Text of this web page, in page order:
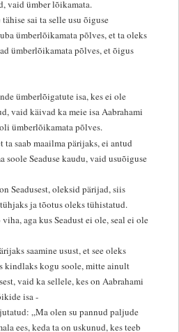
vaid ümber lõikamata.
sai ta selle usu õiguse
ümberlõikamata põlves, et ta oleks
ümberlõikamata põlves, et õigus
ümberlõigatute isa, kes ei ole
vaid käivad ka meie isa Aabrahami
ümberlõikamata põlves.
ta saab maailma pärijaks, ei antud
soole Seaduse kaudu, vaid usuõiguse
Seadusest, oleksid pärijad, siis
ja tõotus oleks tühistatud.
viha, aga kus Seadust ei ole, seal ei ole
saamine usust, et see oleks
kindlaks kogu soole, mitte ainult
vaid ka sellele, kes on Aabrahami
isa -
„Ma olen su pannud paljude
ees, keda ta on uskunud, kes teeb